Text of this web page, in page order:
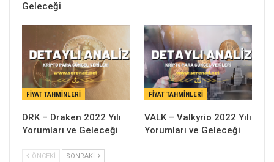
Geleceği
FIYAT TAHMINLERI
DRK – Draken 2022 Yılı
Yorumları ve Geleceği
FIYAT TAHMINLERI
VALK – Valkyrio 2022 Yılı
Yorumları ve Geleceği
ÖNCEKI SONRAKI